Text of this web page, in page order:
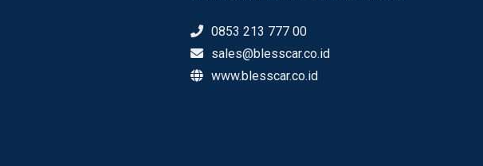
0853 213 777 00
sales@blesscar.co.id
www.blesscar.co.id